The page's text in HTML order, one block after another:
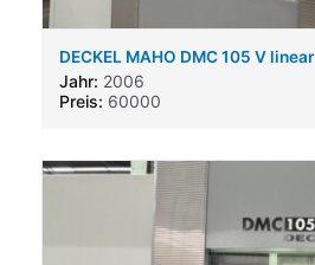
DECKEL MAHO DMC 105 V linear
Jahr: 2006
Preis: 60000